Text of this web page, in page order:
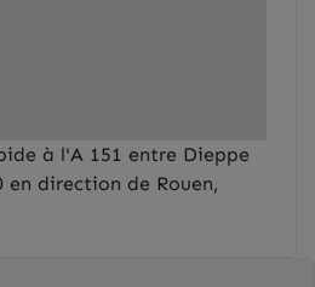
à l'A 151 entre Dieppe
en direction de Rouen,